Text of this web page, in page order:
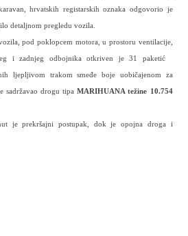
hrvatskih registarskih oznaka odgovorio je
detaljnom pregledu vozila.
pod poklopcem motora, u prostoru ventilacije,
i zadnjeg odbojnika otkriven je 31 paketić
ljepljivom trakom smeđe boje uobičajenom za
sadržavao drogu tipaMARIHUANA težine 10.754
je prekršajni postupak, dok je opojna droga i